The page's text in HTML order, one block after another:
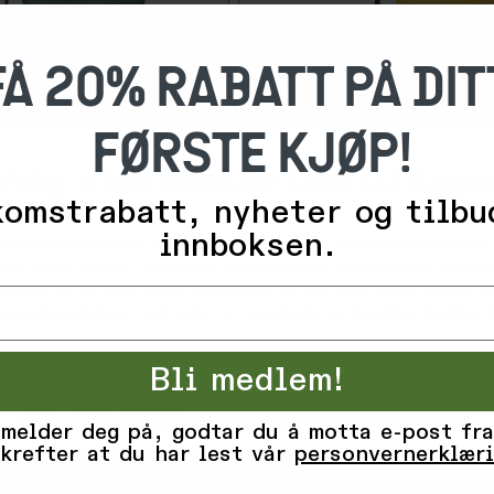
Green
1 490,-
%
Niseko 2.0, Yellow
Velg dine cookie-innstillinger
bruker teknologier, inkludert
du til alle disse formålene. Du kan også velge hvilke
ved siden av formålet, og deretter trykke
20% RABATT PÅ
FØRSTE KJØP!
nyheter og
innboksen.
Bli medlem!
melder deg på, godtar du å motta e-post
at du har lest vår